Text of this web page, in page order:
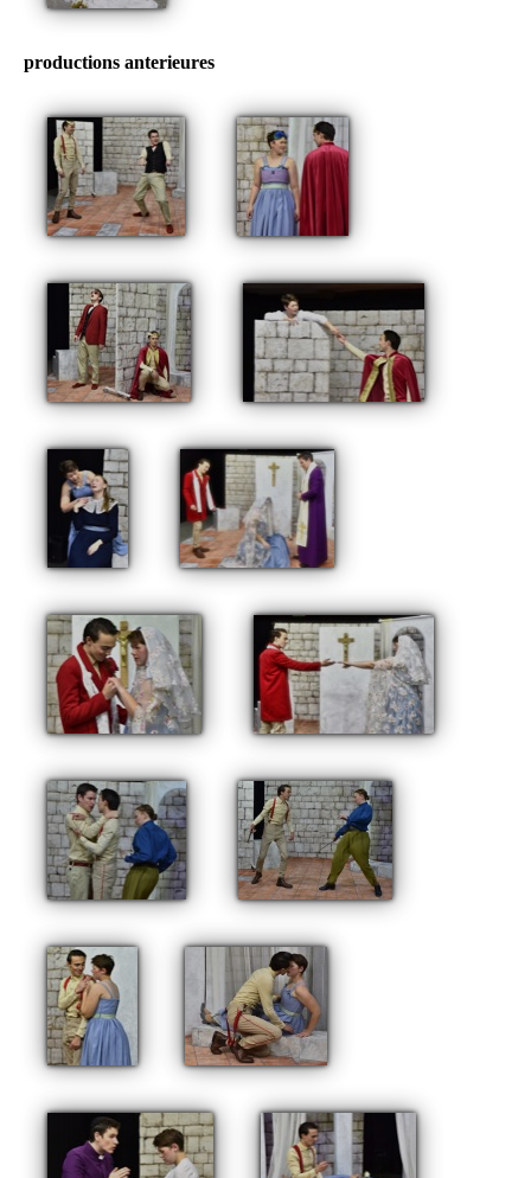
productions anterieures